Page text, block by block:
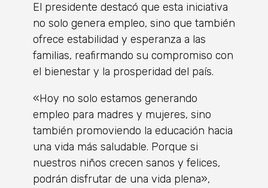
El presidente destacó que esta iniciativa
no solo genera empleo, sino que también
ofrece estabilidad y esperanza a las
familias, reafirmando su compromiso con
el bienestar y la prosperidad del país.
«Hoy no solo estamos generando
empleo para madres y mujeres, sino
también promoviendo la educación hacia
una vida más saludable. Porque si
nuestros niños crecen sanos y felices,
podrán disfrutar de una vida plena»,